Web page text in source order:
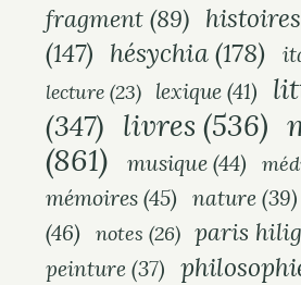
fragment (89)
(147) hésychia (178)
lecture (23) lexique(41)
(347) livres (536)
(861)
musique (44)
mémoires (45) nature(39)
(46)
notes (26) paris
peinture (37)